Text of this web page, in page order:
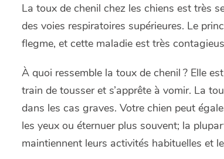
La toux de chenil chez les chiens est très
des voies respiratoires supérieures. Le
flegme, et cette maladie est très
À quoi ressemble la toux de chenil ? Elle
train de tousser et s’apprête à vomir. La
dans les cas graves. Votre chien peut
les yeux ou éternuer plus souvent; la
maintiennent leurs activités habituelles et